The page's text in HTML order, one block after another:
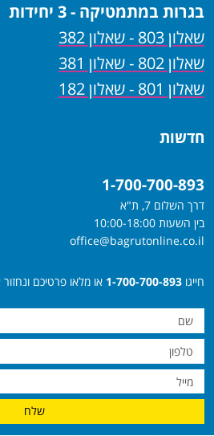
בגרות במתמטיקה - 3 יחידות
שאלון 803 - שאלון 382
שאלון 802 - שאלון 381
שאלון 801 - שאלון 182
חדשות
1-700-700-893
דרך השלום 7, ת"א
בין השעות 10:00-18:00
office@bagrutonline.co.il
חייגו 1-700-700-893 או מלאו פרטיכם
שלח